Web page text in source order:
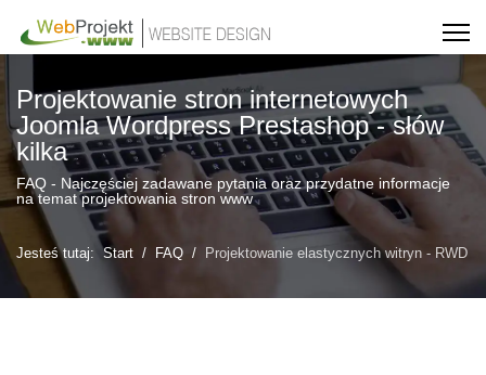
Projektowanie stron internetowych
Joomla Wordpress Prestashop - słów
kilka
FAQ - Najczęściej zadawane pytania oraz przydatne informacje
na temat projektowania stron www
Jesteś tutaj: Start FAQ Projektowanie elastycznych witryn - RWD